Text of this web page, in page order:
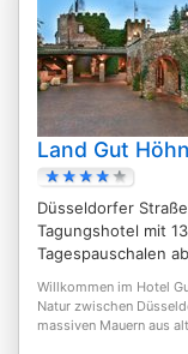
Land Gut
Düsseldorfer
Tagungshotel mit
Tagespauschalen
Willkommen im Hotel
Natur zwischen
massiven Mauern aus